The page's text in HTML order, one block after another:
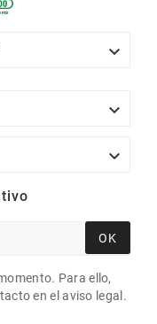



OK
Para ello,
en el aviso legal.